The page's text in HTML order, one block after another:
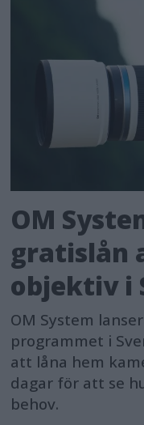
OM
gratislån
objektiv i
OM System
programmet i
att låna hem
dagar för att se
behov.